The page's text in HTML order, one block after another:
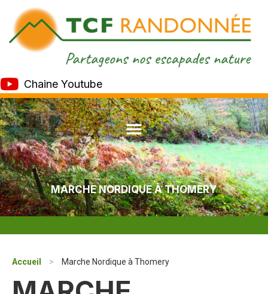
Chaine Youtube
MARCHE NORDIQUE À THOMERY
Accueil > Marche Nordique à Thomery